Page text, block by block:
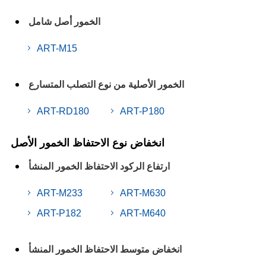
الخمور أصل شامل
ART-M15
الخمور الأصلية من نوع التصلب المتسارع
ART-RD180 ART-P180
انخفاض نوع الاحتفاظ الخمور الأصل
ارتفاع الركود الاحتفاظ الخمور المنشأ
ART-M233
ART-P182
ART-M630
ART-M640
انخفاض متوسط الاحتفاظ الخمور المنشأ